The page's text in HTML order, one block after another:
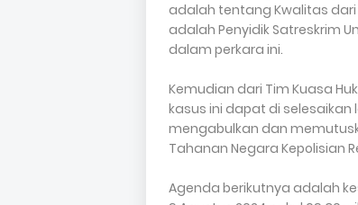
adalah tentang Kwalitas
adalah Penyidik Satreskrim
dalam perkara ini.
Kemudian dari Tim Kuasa
kasus ini dapat di selesaikan
mengabulkan dan
Tahanan Negara Kepolisian
Agenda berikutnya adalah